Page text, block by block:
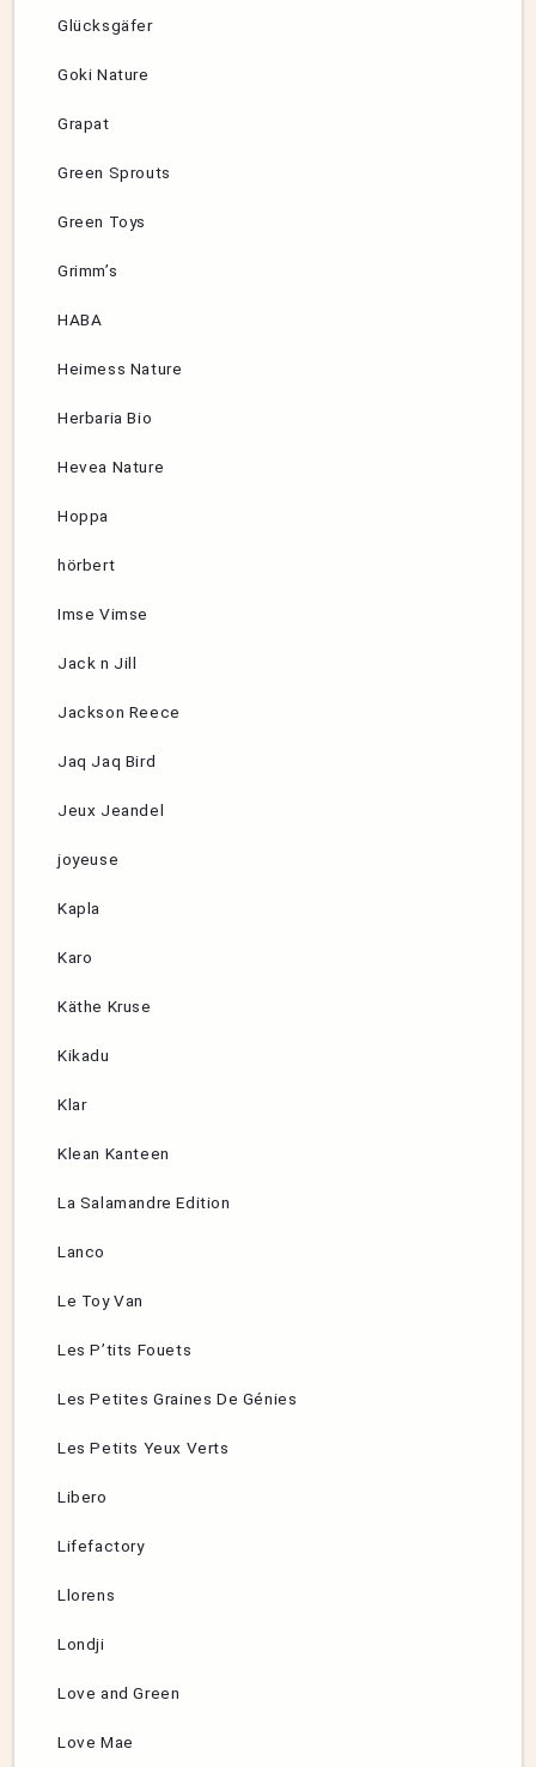
Glücksgäfer
Goki Nature
Grapat
Green Sprouts
Green Toys
Grimm’s
HABA
Heimess Nature
Herbaria Bio
Hevea Nature
Hoppa
hörbert
Imse Vimse
Jack n Jill
Jackson Reece
Jaq Jaq Bird
Jeux Jeandel
joyeuse
Kapla
Karo
Käthe Kruse
Kikadu
Klar
Klean Kanteen
La Salamandre Edition
Lanco
Le Toy Van
Les P’tits Fouets
Les Petites Graines De Génies
Les Petits Yeux Verts
Libero
Lifefactory
Llorens
Londji
Love and Green
Love Mae